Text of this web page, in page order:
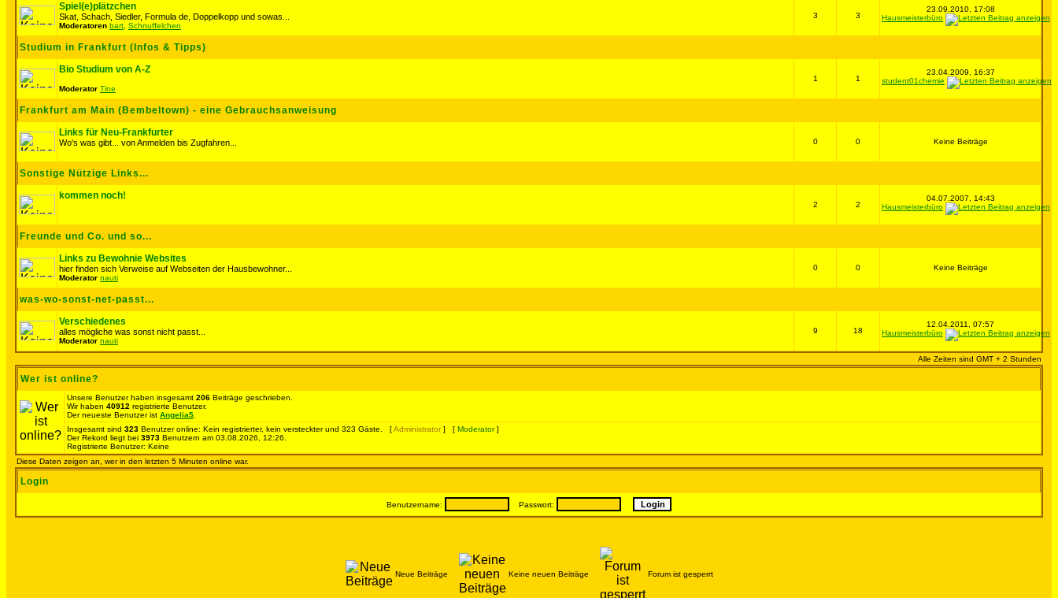
Spiel(e)plätzchen
Skat, Schach, Siedler, Formula de, Doppelkopp und sowas...
Moderatoren bart Schnuffelchen
3 3
23.09.2010, 17:08
Hausmeisterbüro
Studium in Frankfurt (Infos & Tipps)
Bio Studium von A-Z
Moderator Tine
1 1
23.04.2009, 16:37
student01chemie
Frankfurt am Main (Bembeltown) - eine Gebrauchsanweisung
Links für Neu-Frankfurter
Wo's was gibt... von Anmelden bis Zugfahren... 0 0 Keine Beiträge
Sonstige Nützige Links...
kommen noch!
2 2
04.07.2007, 14:43
Hausmeisterbüro
Freunde und Co. und so...
Links zu Bewohnie Websites
hier finden sich Verweise auf Webseiten der Hausbewohner...
Moderator nauti
0 0 Keine Beiträge
was-wo-sonst-net-passt...
Verschiedenes
alles mögliche was sonst nicht passt...
Moderator nauti
9 18
12.04.2011, 07:57
Hausmeisterbüro
Alle Zeiten sind GMT + 2 Stunden
Wer ist online?
Unsere Benutzer haben insgesamt 206 Beiträge geschrieben.
Wir haben 40912 registrierte Benutzer.
Der neueste Benutzer ist Angelia5
Insgesamt sind 323 Benutzer online: Kein registrierter, kein versteckter und 323 Gäste. [Administrator ] [ Moderator]
Der Rekord liegt bei 3973 Benutzern am 03.08.2026, 12:26.
Registrierte Benutzer: Keine
Diese Daten zeigen an, wer in den letzten 5 Minuten online war.
Login
Benutzername: Passwort:
Neue Beiträge Keine neuen Beiträge Forum ist gesperrt